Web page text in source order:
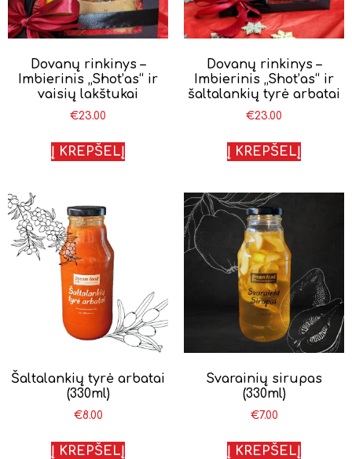
Dovanų rinkinys –
Imbierinis „Shot’as“ ir
vaisių lakštukai
€23.00
Į KREPŠELĮ
Dovanų rinkinys –
Imbierinis „Shot’as“ ir
šaltalankių tyrė arbatai
€23.00
Į KREPŠELĮ
Šaltalankių tyrė arbatai
(330ml)
€8.00
Į KREPŠELĮ
Svarainių sirupas
(330ml)
€7.00
Į KREPŠELĮ